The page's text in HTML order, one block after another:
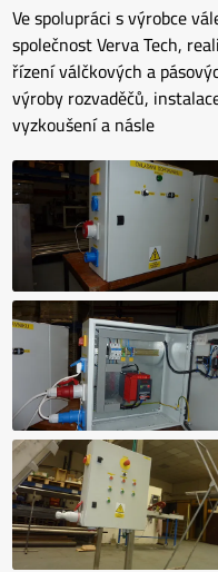
Ve spolupráci s výrobce
společnost Verva Tech,
řízení válčkových a
výroby rozvaděčů,
vyzkoušení a násle